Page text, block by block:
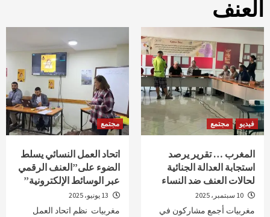
العنف
فيديو مجتمع
المغرب … تقرير يرصد
استجابة العدالة الجنائية
لحالات العنف ضد النساء
مغربيات أجمع مشاركون في
مجتمع
اتحاد العمل النسائي يسلط
الضوء على”العنف الرقمي
عبر الوسائط الإلكترونية”
مغربيات نظم اتحاد العمل